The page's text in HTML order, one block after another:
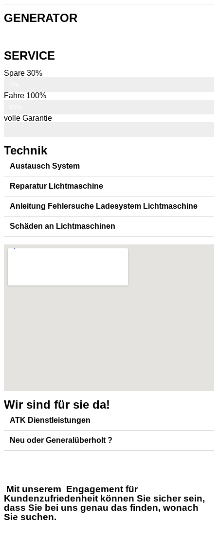
GENERATOR
SERVICE
Spare 30%
Fahre 100%
volle Garantie
Technik
Austausch System
Reparatur Lichtmaschine
Anleitung Fehlersuche Ladesystem Lichtmaschine
Schäden an Lichtmaschinen
Wir sind für sie da!
ATK Dienstleistungen
Neu oder Generalüberholt ?
Mit unserem Engagement für
Kundenzufriedenheit können Sie sicher sein,
dass Sie bei uns genau das finden, wonach
Sie suchen.